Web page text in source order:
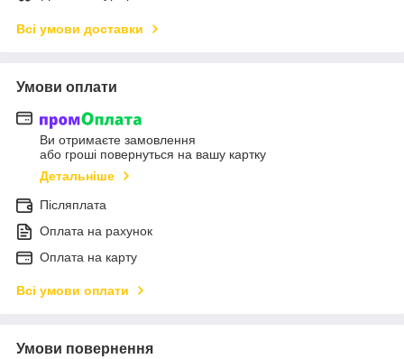
Всі умови доставки
Умови оплати
Ви отримаєте замовлення
або гроші повернуться на вашу картку
Детальніше
Післяплата
Оплата на рахунок
Оплата на карту
Всі умови оплати
Умови повернення